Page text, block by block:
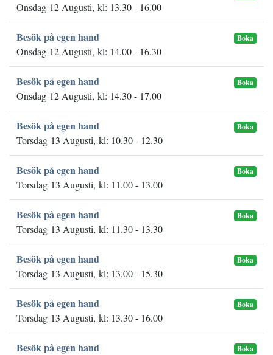
Onsdag 12 Augusti, kl: 13.30 - 16.00
Besök på egen hand Boka
Onsdag 12 Augusti, kl: 14.00 - 16.30
Besök på egen hand Boka
Onsdag 12 Augusti, kl: 14.30 - 17.00
Besök på egen hand Boka
Torsdag 13 Augusti, kl: 10.30 - 12.30
Besök på egen hand Boka
Torsdag 13 Augusti, kl: 11.00 - 13.00
Besök på egen hand Boka
Torsdag 13 Augusti, kl: 11.30 - 13.30
Besök på egen hand Boka
Torsdag 13 Augusti, kl: 13.00 - 15.30
Besök på egen hand Boka
Torsdag 13 Augusti, kl: 13.30 - 16.00
Besök på egen hand Boka